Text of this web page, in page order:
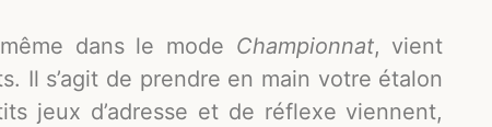
dans le mode Championnat, vient
Il s’agit de prendre en main votre étalon
jeux d’adresse et de réflexe viennent,